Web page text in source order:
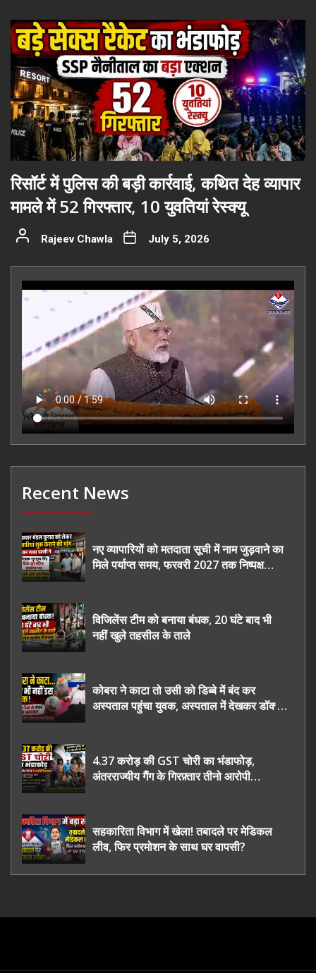
रिसॉर्ट में पुलिस की बड़ी कार्रवाई, कथित देह व्यापार
मामले में 52 गिरफ्तार, 10 युवतियां रेस्क्यू
Rajeev Chawla July 5, 2026
Recent News
नए व्यापारियों को मतदाता सूची में नाम जुड़वाने का
मिले पर्याप्त समय, फरवरी 2027 तक निष्पक्ष
विजिलेंस टीम को बनाया बंधक, 20 घंटे बाद भी
नहीं खुले तहसील के ताले
कोबरा ने काटा तो उसी को डिब्बे में बंद कर
अस्पताल पहुंचा युवक, अस्पताल में देखकर डॉक्टर
4.37 करोड़ की GST चोरी का भंडाफोड़,
अंतरराज्यीय गैंग के गिरफ़्तार तीनो आरोपी
सहकारिता विभाग में खेला! तबादले पर मेडिकल
लीव, फिर प्रमोशन के साथ घर वापसी?